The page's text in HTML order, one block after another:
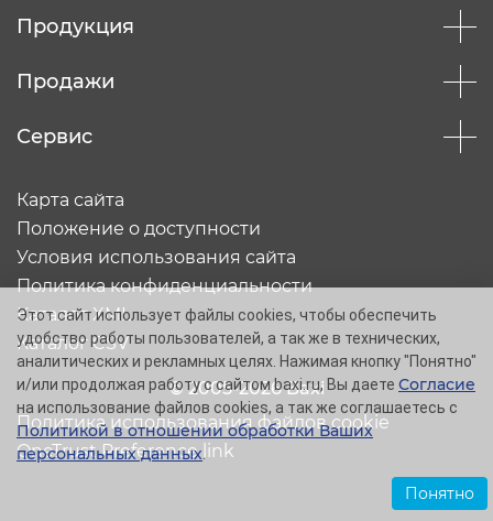
Продукция
Продажи
Сервис
© 2005-2026 Baxi
Карта сайта
Положение о доступности
Условия использования сайта
Политика конфиденциальности
Каталог XML
Каталог CSV
Политика использования файлов cookie
OneTrust Preference link
Этот сайт использует файлы cookies, чтобы обеспечить
удобство работы пользователей, а так же в технических,
аналитических и рекламных целях. Нажимая кнопку "Понятно"
и/или продолжая работу с сайтом baxi.ru, Вы даете Согласие
на использование файлов cookies, а так же соглашаетесь с
Политикой в отношении обработки Ваших
персональных данных.
Понятно